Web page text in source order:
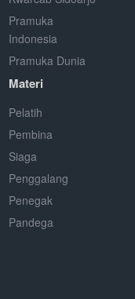
Pramuka
Indonesia
Pramuka Dunia
Materi
Pelatih
Pembina
Siaga
Penggalang
Penegak
Pandega